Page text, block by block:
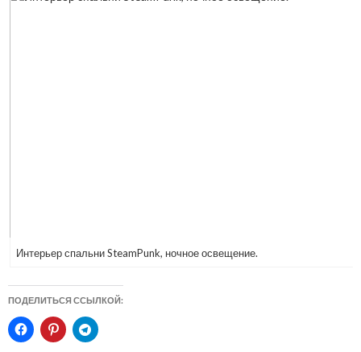
Интерьер спальни SteamPunk, ночное освещение.
ПОДЕЛИТЬСЯ ССЫЛКОЙ: